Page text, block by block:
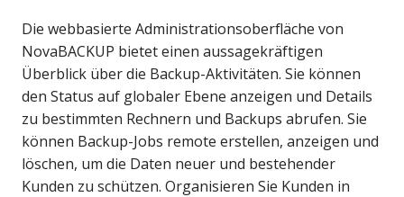
Die webbasierte Administrationsoberfläche von
NovaBACKUP bietet einen aussagekräftigen
Überblick über die Backup-Aktivitäten. Sie können
den Status auf globaler Ebene anzeigen und Details
zu bestimmten Rechnern und Backups abrufen. Sie
können Backup-Jobs remote erstellen, anzeigen und
löschen, um die Daten neuer und bestehender
Kunden zu schützen. Organisieren Sie Kunden in